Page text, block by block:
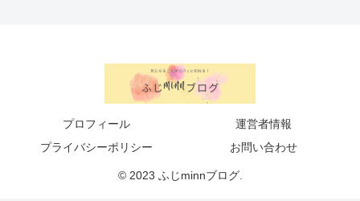
プロフィール
運営者情報
プライバシーポリシー
お問い合わせ
© 2023 ふじminnブログ.